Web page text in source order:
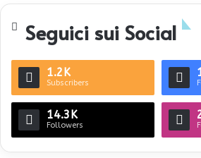
Seguici sui Social
1.2K
Subscribers
14.3K
Followers